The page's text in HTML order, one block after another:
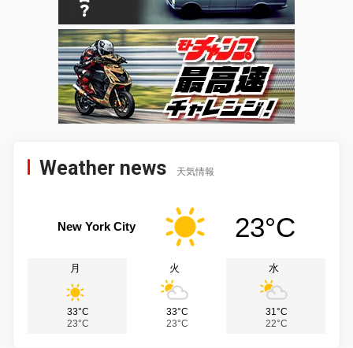
Weather news 天気情報
New York City 23°C
月
33°C
23°C
火
33°C
23°C
水
31°C
22°C